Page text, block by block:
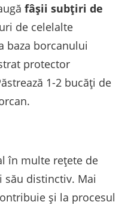
fâșii subțiri de
de celelalte
baza borcanului
protector
1-2 bucăți de
în multe rețete de
distinctiv. Mai
și la procesul